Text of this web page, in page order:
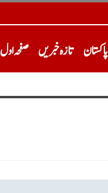
صفحہ اول تازہ خبریں پاکستان